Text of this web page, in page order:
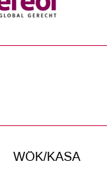
WÖK/KASA